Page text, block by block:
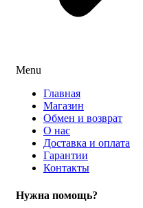
Menu
Главная
Магазин
Обмен и возврат
О нас
Доставка и оплата
Гарантии
Контакты
Нужна помощь?